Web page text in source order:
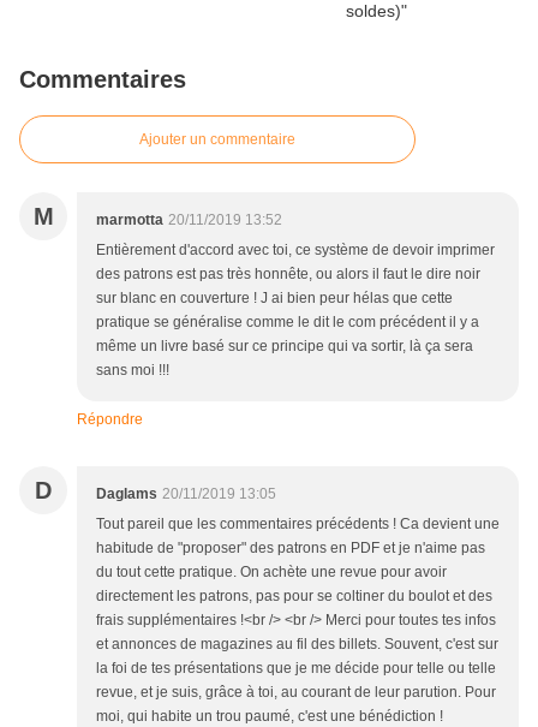
Commentaires
Ajouter un commentaire
M marmotta 20/11/2019 13:52
Entièrement d'accord avec toi, ce système de devoir imprimer
des patrons est pas très honnête, ou alors il faut le dire noir
sur blanc en couverture ! J ai bien peur hélas que cette
pratique se généralise comme le dit le com précédent il y a
même un livre basé sur ce principe qui va sortir, là ça sera
sans moi !!!
Répondre
D Daglams 20/11/2019 13:05
Tout pareil que les commentaires précédents ! Ca devient une
habitude de "proposer" des patrons en PDF et je n'aime pas
du tout cette pratique. On achète une revue pour avoir
directement les patrons, pas pour se coltiner du boulot et des
frais supplémentaires !<br /> <br /> Merci pour toutes tes infos
et annonces de magazines au fil des billets. Souvent, c'est sur
la foi de tes présentations que je me décide pour telle ou telle
revue, et je suis, grâce à toi, au courant de leur parution. Pour
moi, qui habite un trou paumé, c'est une bénédiction !